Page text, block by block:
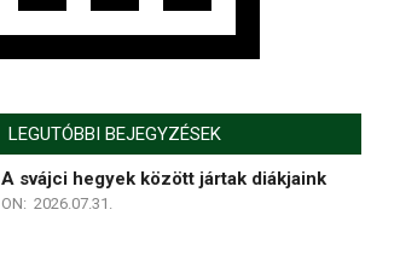
LEGUTÓBBI BEJEGYZÉSEK
A svájci hegyek között jártak diákjaink
ON: 2026.07.31.